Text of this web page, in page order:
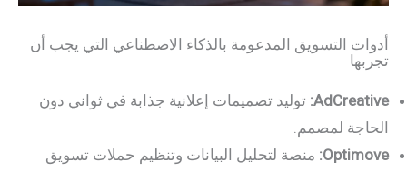
أدوات التسويق المدعومة بالذكاء الاصطناعي التي يجب أن
تجربها
AdCreative: توليد تصميمات إعلانية جذابة في ثواني دون
الحاجة لمصمم.
Optimove: منصة لتحليل البيانات وتنظيم حملات تسويق